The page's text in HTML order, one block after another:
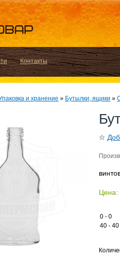
Контакты
и хранение » Бутылки, ящики »
☆
Цена:
0 - 0
40 - 40